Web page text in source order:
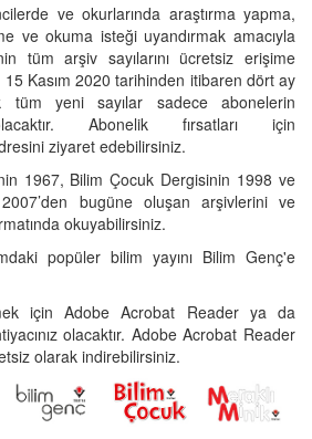
ve okurlarında araştırma yapma,
ve okuma isteği uyandırmak amacıyla
tüm arşiv sayılarını ücretsiz erişime
Kasım 2020 tarihinden itibaren dört ay
tüm yeni sayılar sadece abonelerin
Abonelik fırsatları için
ziyaret edebilirsiniz.
1967, Bilim Çocuk Dergisinin 1998 ve
bugüne oluşan arşivlerini ve
okuyabilirsiniz.
popüler bilim yayını Bilim Genç'e
için Adobe Acrobat Reader ya da
olacaktır. Adobe Acrobat Reader
olarak indirebilirsiniz.